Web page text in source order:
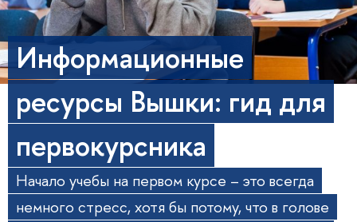
Информационные
ресурсы Вышки: гид для
первокурсника
Начало учебы на первом курсе – это всегда
немного стресс, хотя бы потому, что в голове